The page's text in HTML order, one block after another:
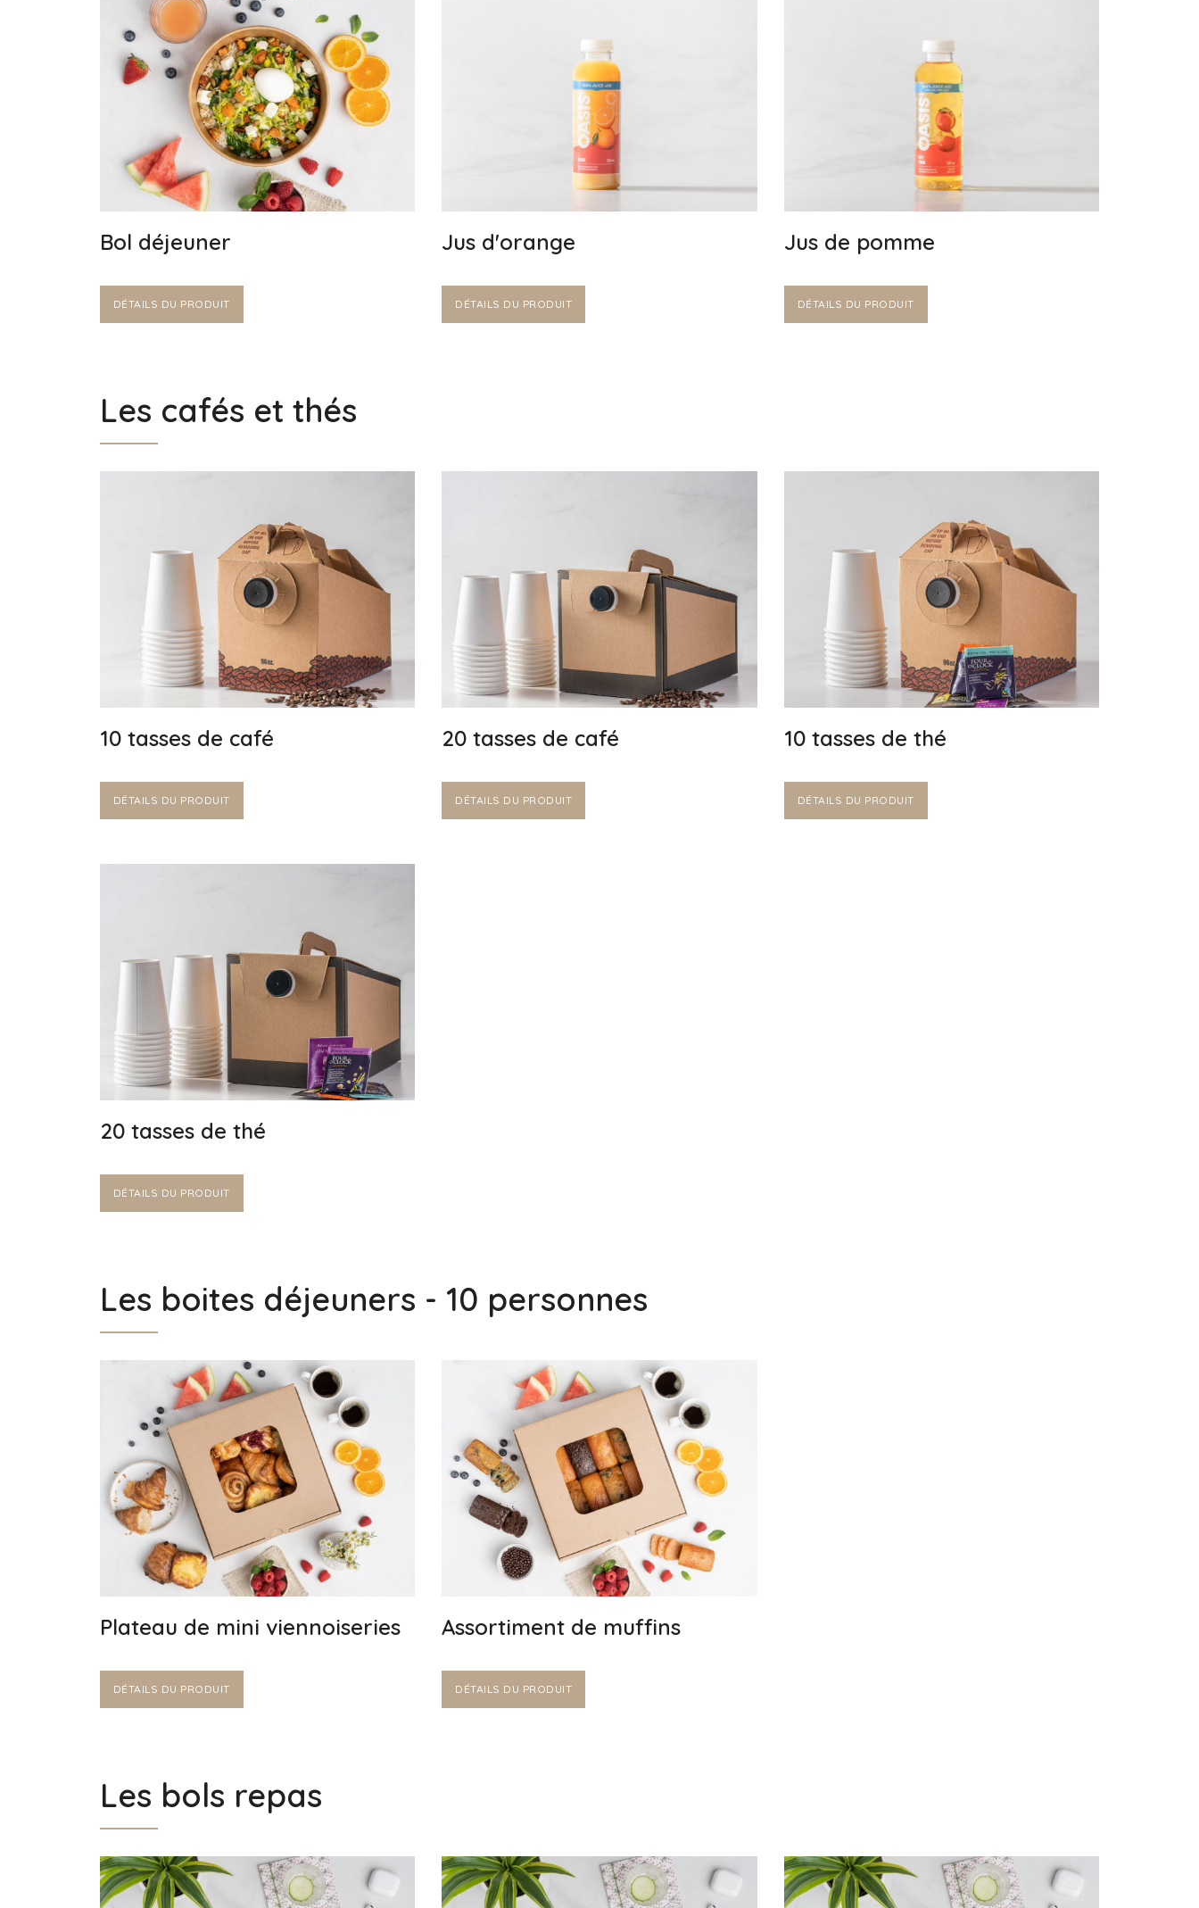
Bol déjeuner
DÉTAILS DU PRODUIT
Jus d'orange
DÉTAILS DU PRODUIT
Jus de pomme
DÉTAILS DU PRODUIT
Les cafés et thés
10 tasses de café
DÉTAILS DU PRODUIT
20 tasses de café
DÉTAILS DU PRODUIT
10 tasses de thé
DÉTAILS DU PRODUIT
20 tasses de thé
DÉTAILS DU PRODUIT
Les boites déjeuners - 10 personnes
Plateau de mini viennoiseries
DÉTAILS DU PRODUIT
Assortiment de muffins
DÉTAILS DU PRODUIT
Les bols repas